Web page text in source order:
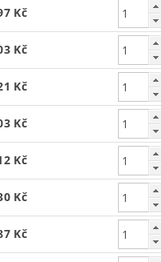
Kč
Kč
Kč
Kč
Kč
Kč
Kč